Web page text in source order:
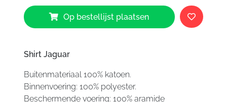
GMS
Jaguar
Shirt
Red
aantal
Op bestellijst plaatsen
Shirt Jaguar
Buitenmateriaal 100% katoen.
Binnenvoering: 100% polyester.
Beschermende voering: 100% aramide